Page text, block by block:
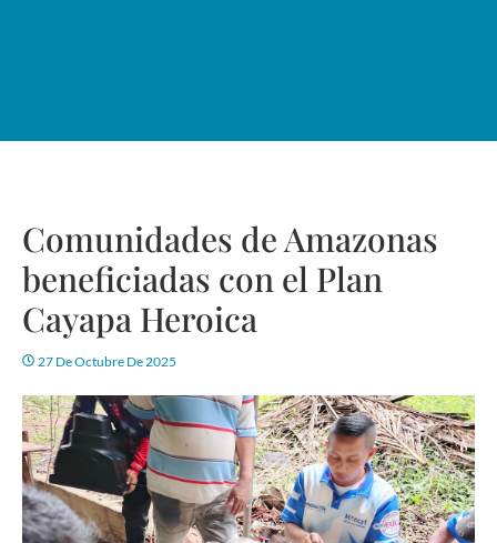
Comunidades de Amazonas
beneficiadas con el Plan
Cayapa Heroica
27 De Octubre De 2025